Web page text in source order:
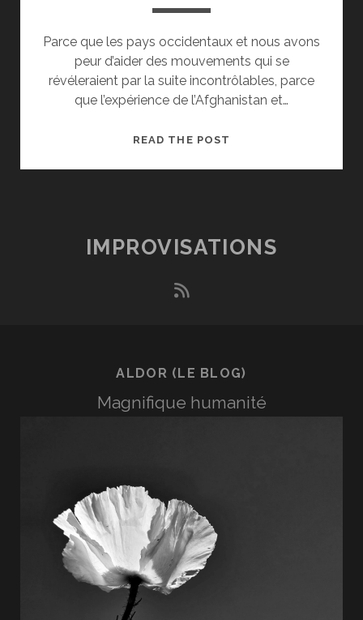
Parce que les pays occidentaux et nous avons
peur d’aider des mouvements qui se
révéleraient par la suite incontrôlables, parce
que l’expérience de l’Afghanistan et…
READ THE POST
UNE
IMPROVISATIONS
rss
ALDOR (LE BLOG)
Magnifique humanité